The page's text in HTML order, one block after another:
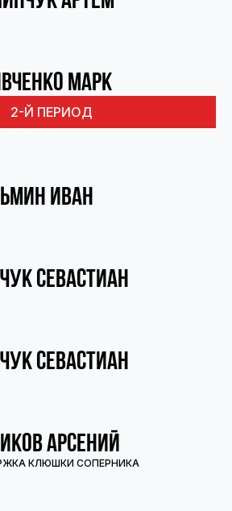
Марк
2-Й ПЕРИОД
Иван
Севастиан
Севастиан
Арсений
КЛЮШКИ СОПЕРНИКА